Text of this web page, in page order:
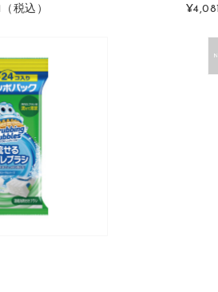
（税込） ¥4,081